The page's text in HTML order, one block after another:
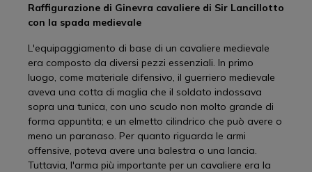
Raffigurazione di Ginevra cavaliere di Sir Lancillotto
con la spada medievale
L'equipaggiamento di base di un cavaliere medievale
era composto da diversi pezzi essenziali. In primo
luogo, come materiale difensivo, il guerriero medievale
aveva una cotta di maglia che il soldato indossava
sopra una tunica, con uno scudo non molto grande di
forma appuntita; e un elmetto cilindrico che può avere o
meno un paranaso. Per quanto riguarda le armi
offensive, poteva avere una balestra o una lancia.
Tuttavia, l'arma più importante per un cavaliere era la